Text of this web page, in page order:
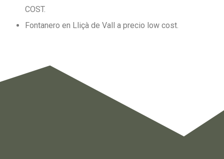
COST.
Fontanero en Lliçà de Vall a precio low cost.